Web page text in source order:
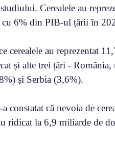
Cerealele au
cu 6% din PIB-ul țării în
cerealele au reprezentat
și alte trei țări - România,
și Serbia (3,6%).
constatat că nevoia de
ridicat la 6,9 miliarde de